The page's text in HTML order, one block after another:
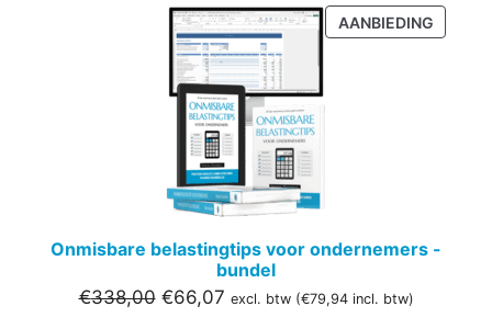
AANBIEDING
IN
Onmisbare belastingtips voor ondernemers -
bundel
€338,00 Oorspronkelijke
€66,07Huidige
excl. btw (€79,94incl. btw)